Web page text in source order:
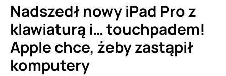
Nadszedł nowy iPad Pro z
klawiaturą i… touchpadem!
Apple chce, żeby zastąpił
komputery